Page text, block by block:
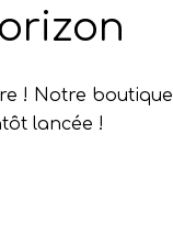
! Notre boutique
lancée !